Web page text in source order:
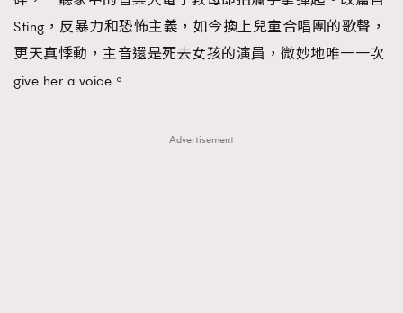
Sting，反暴力和恐怖主義，如今換上兒童合唱團的歌聲，
更天真悸動，主音還是死去女孩的演員，微妙地唯一一次
give her a voice。
Advertisement